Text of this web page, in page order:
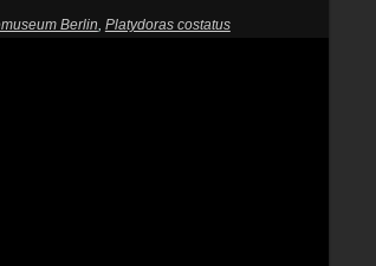
Berlin, Platydoras costatus